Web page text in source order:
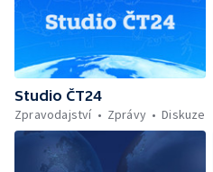
Studio ČT24
Zpravodajství
Zprávy Diskuze